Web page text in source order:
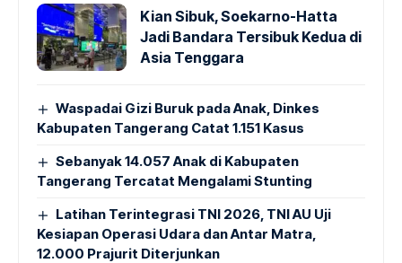
Kian Sibuk, Soekarno-Hatta
Jadi Bandara Tersibuk Kedua di
Asia Tenggara
Waspadai Gizi Buruk pada Anak, Dinkes
Kabupaten Tangerang Catat 1.151 Kasus
Sebanyak 14.057 Anak di Kabupaten
Tangerang Tercatat Mengalami Stunting
Latihan Terintegrasi TNI 2026, TNI AU Uji
Kesiapan Operasi Udara dan Antar Matra,
12.000 Prajurit Diterjunkan